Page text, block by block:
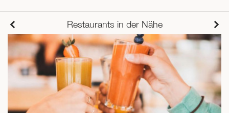
Restaurants in der Nähe